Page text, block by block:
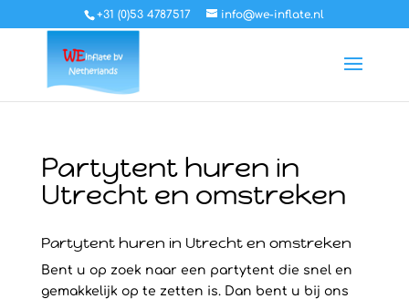
+31 (0)53 4787517 info@we-inflate.nl
Partytent huren in
Utrecht en omstreken
Partytent huren in Utrecht en omstreken
Bent u op zoek naar een partytent die snel en
gemakkelijk op te zetten is. Dan bent u bij ons